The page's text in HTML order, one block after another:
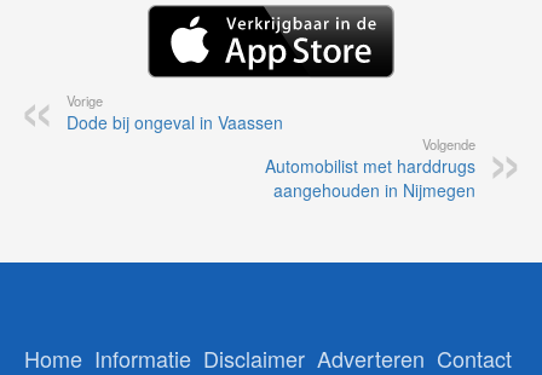
Vorige
Dode bij ongeval in Vaassen
Volgende
Automobilist met harddrugs
aangehouden in Nijmegen
Home Informatie Disclaimer Adverteren Contact